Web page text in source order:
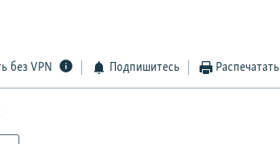
без VPN Подпишитесь Распечатать